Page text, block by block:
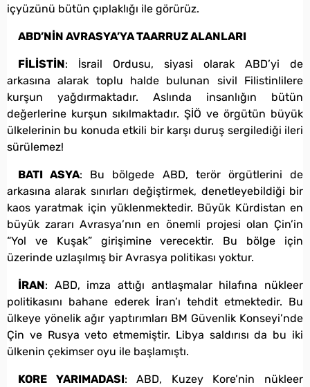
içyüzünü bütün çıplaklığı ile görürüz.
ABD’NİN AVRASYA’YA TAARRUZ ALANLARI
FİLİSTİN: İsrail Ordusu, siyasi olarak ABD’yi de
arkasına alarak toplu halde bulunan sivil Filistinlilere
kurşun yağdırmaktadır. Aslında insanlığın bütün
değerlerine kurşun sıkılmaktadır. ŞİÖ ve örgütün büyük
ülkelerinin bu konuda etkili bir karşı duruş sergilediği ileri
sürülemez!
BATI ASYA: Bu bölgede ABD, terör örgütlerini de
arkasına alarak sınırları değiştirmek, denetleyebildiği bir
kaos yaratmak için yüklenmektedir. Büyük Kürdistan en
büyük zararı Avrasya’nın en önemli projesi olan Çin’in
“Yol ve Kuşak” girişimine verecektir. Bu bölge için
üzerinde uzlaşılmış bir Avrasya politikası yoktur.
İRAN: ABD, imza attığı antlaşmalar hilafına nükleer
politikasını bahane ederek İran’ı tehdit etmektedir. Bu
ülkeye yönelik ağır yaptırımları BM Güvenlik Konseyi’nde
Çin ve Rusya veto etmemiştir. Libya saldırısı da bu iki
ülkenin çekimser oyu ile başlamıştı.
KORE YARIMADASI: ABD, Kuzey Kore’nin nükleer